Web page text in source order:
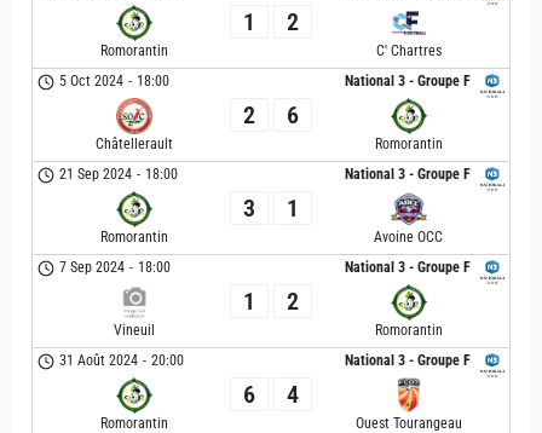
Romorantin
1 2
C' Chartres
National 3 - Groupe F
5 Oct 2024 - 18:00
Châtellerault
2 6
Romorantin
National 3 - Groupe F
21 Sep 2024 - 18:00
Romorantin
3 1
Avoine OCC
National 3 - Groupe F
7 Sep 2024 - 18:00
Vineuil
1 2
Romorantin
National 3 - Groupe F
31 Août 2024 - 20:00
Romorantin
6 4
Ouest Tourangeau